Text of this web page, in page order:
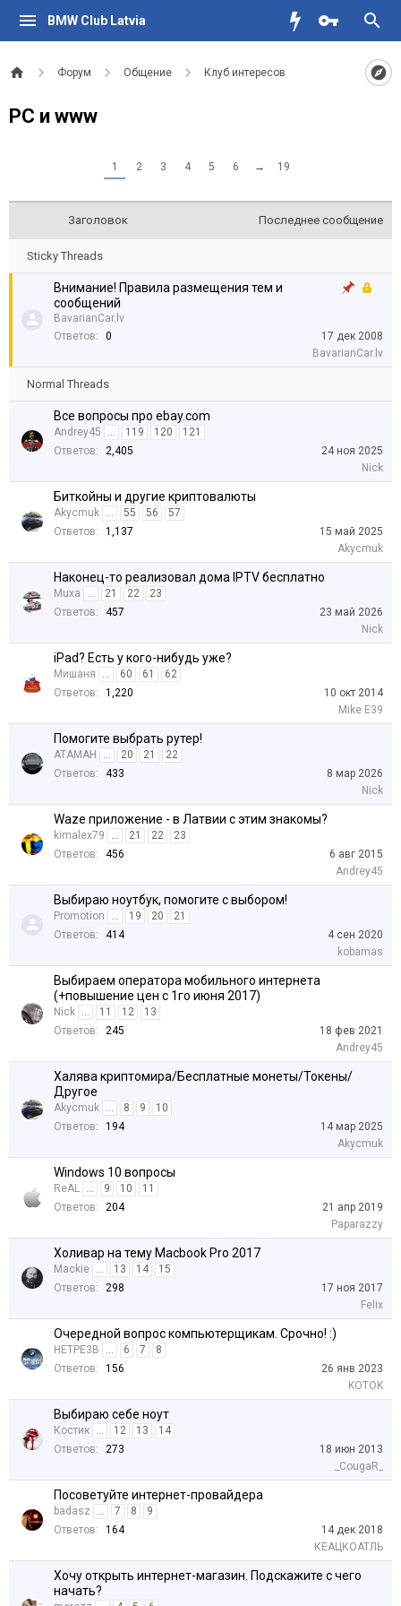
BMW Club Latvia
Форум Общение Клуб интересов
PC и www
1 2 3 4 5 6 → 19
Заголовок Последнее сообщение
Sticky Threads
Внимание! Правила размещения тем и
сообщений
BavarianCar.lv
Ответов:
0
17 дек 2008
BavarianCar.lv
Normal Threads
Все вопросы про ebay.com
Andrey45 ... 119 120
121
Ответов:
2,405
24 ноя 2025
Nick
Биткойны и другие криптовалюты
Akycmuk ... 55 56
57
Ответов:
1,137
15 май 2025
Akycmuk
Наконец-то реализовал дома IPTV бесплатно
Muxa ... 21 22
23
Ответов:
457
23 май 2026
Nick
iPad? Есть у кого-нибудь уже?
Мишаня ... 60 61
62
Ответов:
1,220
10 окт 2014
Mike E39
Помогите выбрать рутер!
АТАМАН ... 20 21
22
Ответов:
433
8 мар 2026
Nick
Waze приложение - в Латвии с этим знакомы?
kimalex79 ... 21 22
23
Ответов:
456
6 авг 2015
Andrey45
Выбираю ноутбук, помогите с выбором!
Promotion ... 19 20
21
Ответов:
414
4 сен 2020
kobamas
Выбираем оператора мобильного интернета
(+повышение цен с 1го июня 2017)
Nick ... 11 12
13
Ответов:
245
18 фев 2021
Andrey45
Халява криптомира/Бесплатные монеты/Токены/
Другое
Akycmuk ... 8 9
10
Ответов:
194
14 мар 2025
Akycmuk
Windows 10 вопросы
ReAL ... 9 10
11
Ответов:
204
21 апр 2019
Paparazzy
Холивар на тему Macbook Pro 2017
Mackie ... 13 14
15
Ответов:
298
17 ноя 2017
Felix
Очередной вопрос компьютерщикам. Срочно! :)
HETPE3B ... 6 7
8
Ответов:
156
26 янв 2023
KOTOK
Выбираю себе ноут
Костик ... 12 13
14
Ответов:
273
18 июн 2013
_CougaR_
Посоветуйте интернет-провайдера
badasz ... 7 8
9
Ответов:
164
14 дек 2018
КЕАЦКОАТЛЬ
Хочу открыть интернет-магазин. Подскажите с чего
начать?